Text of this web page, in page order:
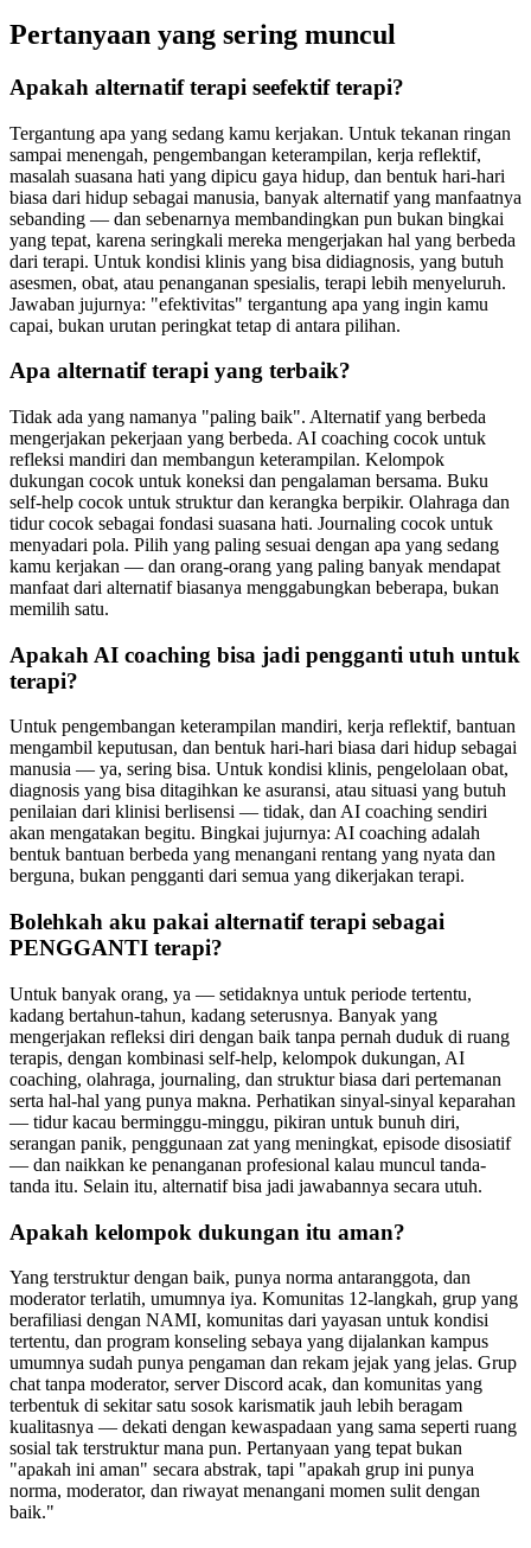
Pertanyaan yang sering muncul
Apakah alternatif terapi seefektif terapi?
Tergantung apa yang sedang kamu kerjakan. Untuk tekanan ringan
sampai menengah, pengembangan keterampilan, kerja reflektif,
masalah suasana hati yang dipicu gaya hidup, dan bentuk hari-hari
biasa dari hidup sebagai manusia, banyak alternatif yang manfaatnya
sebanding — dan sebenarnya membandingkan pun bukan bingkai
yang tepat, karena seringkali mereka mengerjakan hal yang berbeda
dari terapi. Untuk kondisi klinis yang bisa didiagnosis, yang butuh
asesmen, obat, atau penanganan spesialis, terapi lebih menyeluruh.
Jawaban jujurnya: "efektivitas" tergantung apa yang ingin kamu
capai, bukan urutan peringkat tetap di antara pilihan.
Apa alternatif terapi yang terbaik?
Tidak ada yang namanya "paling baik". Alternatif yang berbeda
mengerjakan pekerjaan yang berbeda. AI coaching cocok untuk
refleksi mandiri dan membangun keterampilan. Kelompok
dukungan cocok untuk koneksi dan pengalaman bersama. Buku
self-help cocok untuk struktur dan kerangka berpikir. Olahraga dan
tidur cocok sebagai fondasi suasana hati. Journaling cocok untuk
menyadari pola. Pilih yang paling sesuai dengan apa yang sedang
kamu kerjakan — dan orang-orang yang paling banyak mendapat
manfaat dari alternatif biasanya menggabungkan beberapa, bukan
memilih satu.
Apakah AI coaching bisa jadi pengganti utuh untuk
terapi?
Untuk pengembangan keterampilan mandiri, kerja reflektif, bantuan
mengambil keputusan, dan bentuk hari-hari biasa dari hidup sebagai
manusia — ya, sering bisa. Untuk kondisi klinis, pengelolaan obat,
diagnosis yang bisa ditagihkan ke asuransi, atau situasi yang butuh
penilaian dari klinisi berlisensi — tidak, dan AI coaching sendiri
akan mengatakan begitu. Bingkai jujurnya: AI coaching adalah
bentuk bantuan berbeda yang menangani rentang yang nyata dan
berguna, bukan pengganti dari semua yang dikerjakan terapi.
Bolehkah aku pakai alternatif terapi sebagai
PENGGANTI terapi?
Untuk banyak orang, ya — setidaknya untuk periode tertentu,
kadang bertahun-tahun, kadang seterusnya. Banyak yang
mengerjakan refleksi diri dengan baik tanpa pernah duduk di ruang
terapis, dengan kombinasi self-help, kelompok dukungan, AI
coaching, olahraga, journaling, dan struktur biasa dari pertemanan
serta hal-hal yang punya makna. Perhatikan sinyal-sinyal keparahan
— tidur kacau berminggu-minggu, pikiran untuk bunuh diri,
serangan panik, penggunaan zat yang meningkat, episode disosiatif
— dan naikkan ke penanganan profesional kalau muncul tanda-
tanda itu. Selain itu, alternatif bisa jadi jawabannya secara utuh.
Apakah kelompok dukungan itu aman?
Yang terstruktur dengan baik, punya norma antaranggota, dan
moderator terlatih, umumnya iya. Komunitas 12-langkah, grup yang
berafiliasi dengan NAMI, komunitas dari yayasan untuk kondisi
tertentu, dan program konseling sebaya yang dijalankan kampus
umumnya sudah punya pengaman dan rekam jejak yang jelas. Grup
chat tanpa moderator, server Discord acak, dan komunitas yang
terbentuk di sekitar satu sosok karismatik jauh lebih beragam
kualitasnya — dekati dengan kewaspadaan yang sama seperti ruang
sosial tak terstruktur mana pun. Pertanyaan yang tepat bukan
"apakah ini aman" secara abstrak, tapi "apakah grup ini punya
norma, moderator, dan riwayat menangani momen sulit dengan
baik."